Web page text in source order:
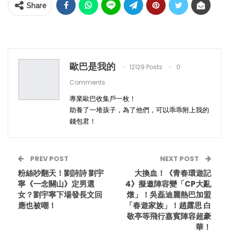
Share
歐巴是我的 12129 Posts
0
Comments
專業歐巴收集戶一枚！
助養了一堆孩子，為了他們，可以乖乖附上我的
錢包君！
PREV POST
粉絲吵翻天！劉詩詩 劉宇
寧《一念關山》定男選
女？劉宇寧下場發長文回
應也被嘲！
NEXT POST
大換血！《青春環遊記
4》擬邀陣容變「CP大亂
燉」！吳磊迪麗熱巴加盟
「春遊家族」！趙露思 白
敬亭等飛行嘉賓陣容超豪
華！